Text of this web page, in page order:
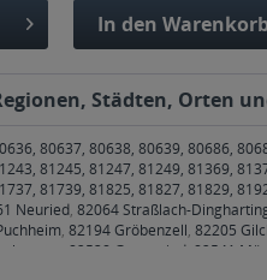
In den
Städten, Orten
80637, 80638, 80639, 80686,
81245, 81247, 81249, 81369,
81739, 81825, 81827, 81829,
Neuried, 82064 Straßlach-
, 82194 Gröbenzell, 82205
82538 Geretsried 82541